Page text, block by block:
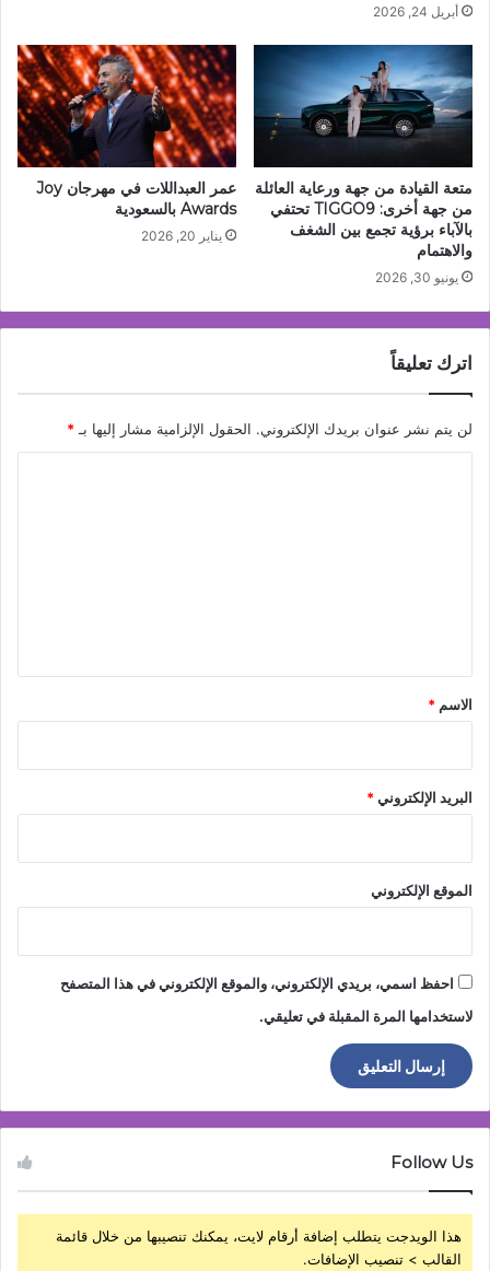
أبريل 24, 2026
متعة القيادة من جهة ورعاية العائلة
من جهة أخرى: TIGGO9 تحتفي
بالآباء برؤية تجمع بين الشغف
والاهتمام
يونيو 30, 2026
عمر العبداللات في مهرجان Joy
Awards بالسعودية
يناير 20, 2026
اترك تعليقاً
لن يتم نشر عنوان بريدك الإلكتروني. الحقول الإلزامية مشار إليها بـ*
*
الاسم *
البريد الإلكتروني*
الموقع الإلكتروني
احفظ اسمي، بريدي الإلكتروني، والموقع الإلكتروني في هذا المتصفح
لاستخدامها المرة المقبلة في تعليقي.
Follow Us
هذا الويدجت يتطلب إضافة أرقام لايت، يمكنك تنصيبها من خلال قائمة
القالب > تنصيب الإضافات.